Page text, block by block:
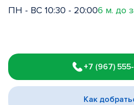
ПН - ВС 10:30 - 20:006 м. до
1
of
3
+7 (967)
Как